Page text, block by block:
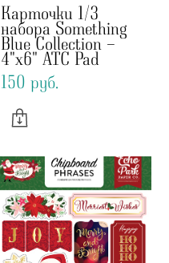
Карточки 1/3
набора Something
Blue Collection -
4"x6" ATC Pad
150 pуб.